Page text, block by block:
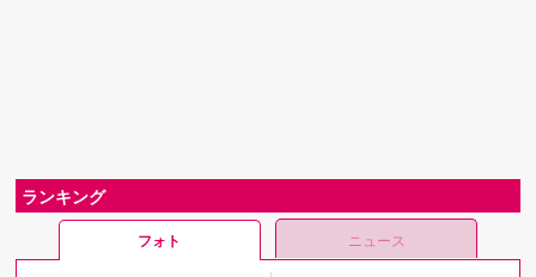
ランキング
フォト ニュース